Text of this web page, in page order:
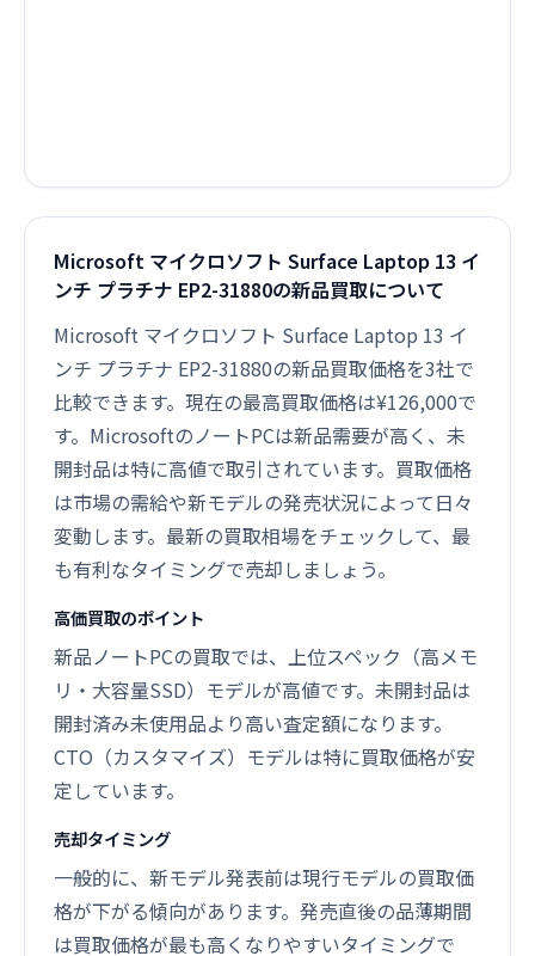
Microsoft マイクロソフト Surface Laptop 13 イ
ンチ プラチナ EP2-31880の新品買取について
Microsoft マイクロソフト Surface Laptop 13 イ
ンチ プラチナ EP2-31880の新品買取価格を3社で
比較できます。現在の最高買取価格は¥126,000で
す。MicrosoftのノートPCは新品需要が高く、未
開封品は特に高値で取引されています。買取価格
は市場の需給や新モデルの発売状況によって日々
変動します。最新の買取相場をチェックして、最
も有利なタイミングで売却しましょう。
高価買取のポイント
新品ノートPCの買取では、上位スペック（高メモ
リ・大容量SSD）モデルが高値です。未開封品は
開封済み未使用品より高い査定額になります。
CTO（カスタマイズ）モデルは特に買取価格が安
定しています。
売却タイミング
一般的に、新モデル発表前は現行モデルの買取価
格が下がる傾向があります。発売直後の品薄期間
は買取価格が最も高くなりやすいタイミングで